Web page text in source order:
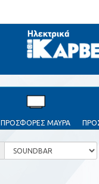
ΠΡΟΣΦΟΡΕΣ ΜΑΥΡΑ